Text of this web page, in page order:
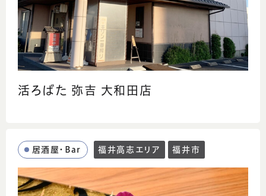
活ろばた 弥吉 大和田店
居酒屋・Bar 福井高志エリア 福井市